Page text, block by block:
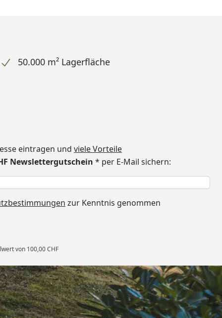
50.000 m² Lagerfläche
eintragen und viele Vorteile
Newslettergutschein * per E-Mail sichern:
zur Kenntnis genommen
von 100,00 CHF